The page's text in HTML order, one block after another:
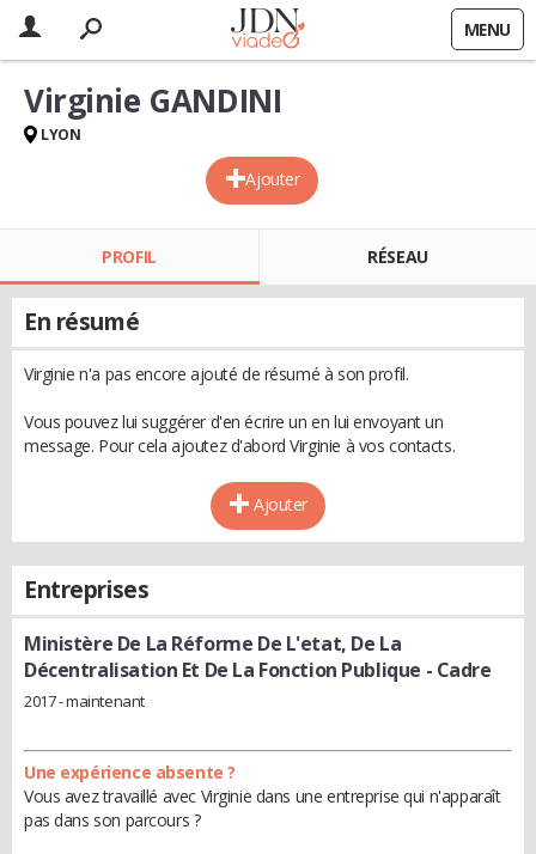
MENU
Ajouter
Virginie GANDINI
LYON
PROFIL RÉSEAU
En résumé
Virginie n'a pas encore ajouté de résumé à son profil.
Vous pouvez lui suggérer d'en écrire un en lui envoyant un
message. Pour cela ajoutez d'abord Virginie à vos contacts.
Ajouter
Entreprises
Ministère De La Réforme De L'etat, De La
Décentralisation Et De La Fonction Publique - Cadre
2017 - maintenant
Une expérience absente ?
Vous avez travaillé avec Virginie dans une entreprise qui n'apparaît
pas dans son parcours ?